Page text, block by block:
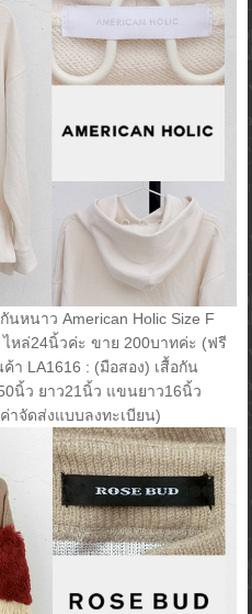
นหนาว American Holic Size F
หล่24นิ้วค่ะ ขาย 200บาทค่ะ (ฟรี
า LA1616 : (มือสอง) เสื้อกัน
นิ้ว ยาว21นิ้ว แขนยาว16นิ้ว
าจัดส่งแบบลงทะเบียน)